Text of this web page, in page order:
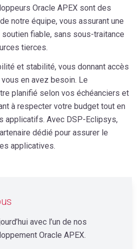
Oracle APEX sont des
notre équipe, vous assurant une
fiable, sans sous-traitance
tierces.
et stabilité, vous donnant accès
en avez besoin. Le
planifié selon vos échéanciers et
à respecter votre budget tout en
applicatifs. Avec DSP-Eclipsys,
dédié pour assurer le
applicatives.
avec l’un de nos
Oracle APEX.